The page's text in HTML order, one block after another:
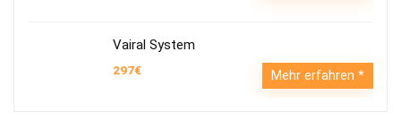
Vairal System
297€ Mehr erfahren